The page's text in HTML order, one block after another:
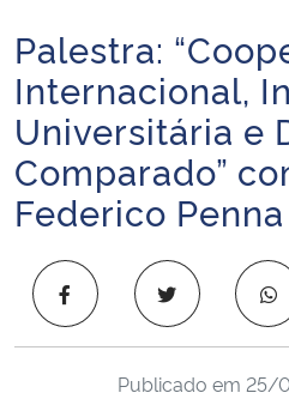
Ministério da Infraestrutura
Ministério da Agricultura, Pecuária e
Ministério da Educação
Ministério da Cidadania
Ministério da Saúde
Ministério de Minas e Energia
Início do conteúdo
Palestra:
Internacional,
Universitária e
Comparado”
Federico Penna
Publicado em 25/